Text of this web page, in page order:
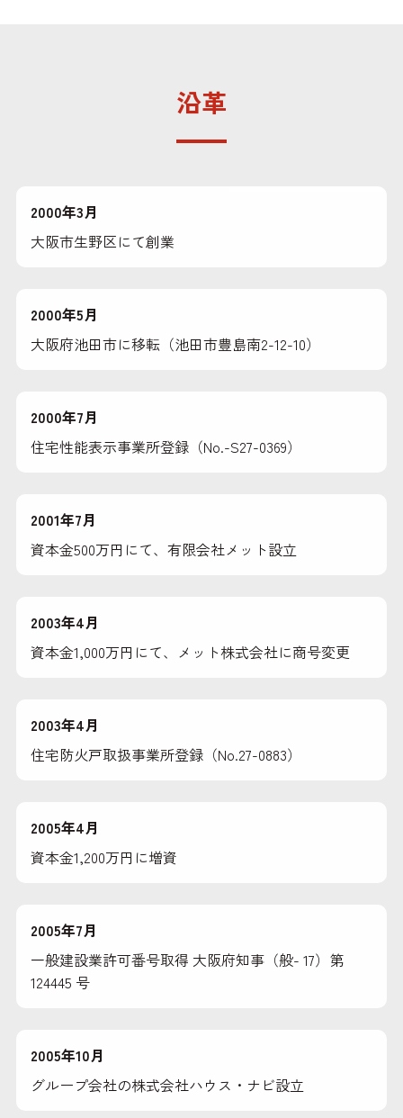
沿革
2000年3月
大阪市生野区にて創業
2000年5月
大阪府池田市に移転（池田市豊島南2-12-10）
2000年7月
住宅性能表示事業所登録（No.-S27-0369）
2001年7月
資本金500万円にて、有限会社メット設立
2003年4月
資本金1,000万円にて、メット株式会社に商号変更
2003年4月
住宅防火戸取扱事業所登録（No.27-0883）
2005年4月
資本金1,200万円に増資
2005年7月
一般建設業許可番号取得 大阪府知事（般- 17）第
124445 号
2005年10月
グループ会社の株式会社ハウス・ナビ設立